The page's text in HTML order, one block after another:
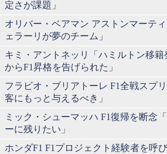
定さが課題」
オリバー・ベアマン アストンマーテ
ェラーリが夢のチーム」
キミ・アントネッリ「ハミルトン移
からF1昇格を告げられた」
フラビオ・ブリアトーレ F1全戦スプ
客にもっと与えるべき」
ミック・シューマッハ F1復帰を断念
ーに残りたい」
ホンダF1 F1プロジェクト経験者を呼